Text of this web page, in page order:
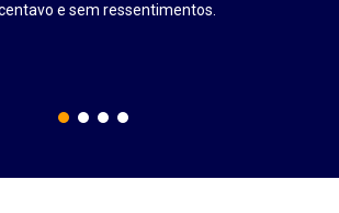
e sem ressentimentos.